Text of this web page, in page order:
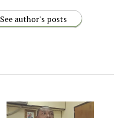
See author's posts